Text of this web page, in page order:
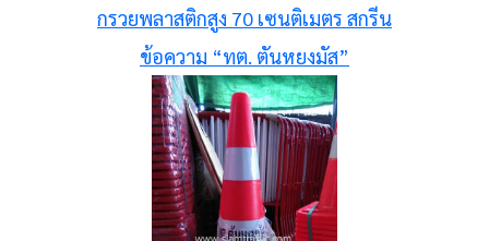
กรวยพลาสติกสูง 70 เซนติเมตร สกรีน
ข้อความ “ทต. ตันหยงมัส”